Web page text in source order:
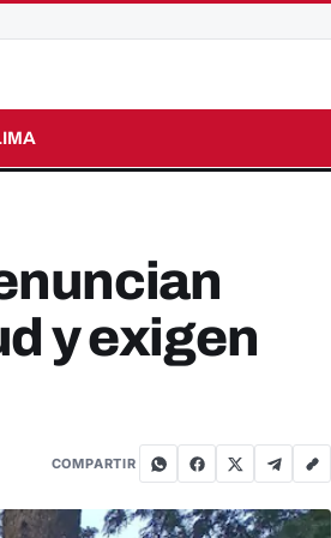
y exigen
COMPARTIR